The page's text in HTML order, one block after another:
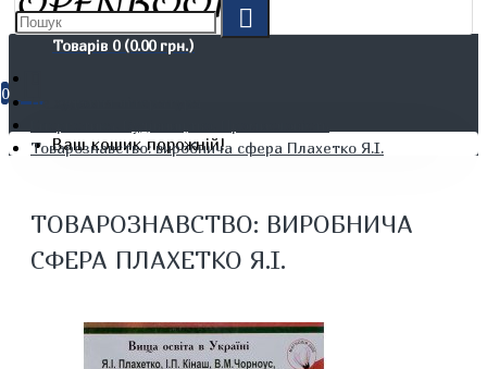
Товарів 0 (0.00 грн.)
0
Ваш кошик порожній!
Не художня література
Товарознавство: виробнича сфера Плахетко Я.І.
ТОВАРОЗНАВСТВО: ВИРОБНИЧА
СФЕРА ПЛАХЕТКО Я.І.